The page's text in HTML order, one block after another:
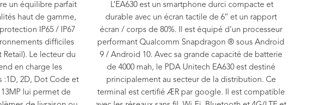
un équilibre parfait
haut de gamme,
IP65 / IP67
difficiles
Le lecteur du
en charge les
:1D, 2D, Dot Code et
lui permet de
L’EA630 est un smartphone durci compacte et
durable avec un écran tactile de 6’’ et un rapport
écran / corps de 80%. Il est équipé d'un processeur
performant Qualcomm Snapdragon ® sous Android
9 / Android 10. Avec sa grande capacité de batterie
de 4000 mah, le PDA Unitech EA630 est destiné
principalement au secteur de la distribution. Ce
terminal est certifié AER par google. Il est compatible